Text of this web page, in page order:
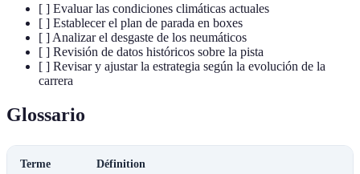
[ ] Evaluar las condiciones climáticas actuales
[ ] Establecer el plan de parada en boxes
[ ] Analizar el desgaste de los neumáticos
[ ] Revisión de datos históricos sobre la pista
[ ] Revisar y ajustar la estrategia según la evolución de la
carrera
Glossario
Terme Définition